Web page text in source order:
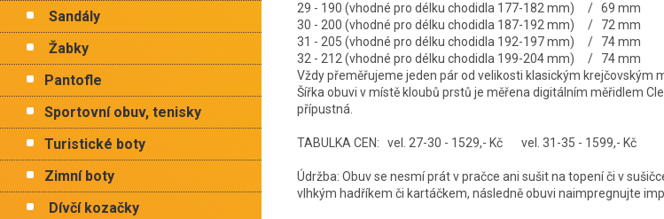
Sandály
Žabky
Pantofle
Sportovní obuv, tenisky
Turistické boty
Zimní boty
Dívčí kozačky
29 - 190 (vhodné pro délku chodidla 177-182 mm) /
30 - 200 (vhodné pro délku chodidla 187-192 mm) /
31 - 205 (vhodné pro délku chodidla 192-197 mm) /
32 - 212 (vhodné pro délku chodidla 199-204 mm) / 74
Vždy přeměřujeme jeden pár od velikosti klasickým krejčovským
Šířka obuvi v místě kloubů prstů je měřena digitálním měřidlem
přípustná.
TABULKA CEN: vel. 27-30 - 1529,- Kč vel. 31-35 - 1599,- Kč
Údržba: Obuv se nesmí prát v pračce ani sušit na topení či v
vlhkým hadříkem či kartáčkem, následně obuvi naimpregnujte